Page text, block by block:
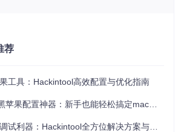
，记录IGPU部分的GPU设备ID和平台ID
择对应的代际（如Coffee Lake、Kaby La
匹配的平台ID
荐
工具：Hackintool高效配置与优化指南
果配置神器：新手也能轻松搞定macOS兼容问题
利器：Hackintool全方位解决方案与实战指南